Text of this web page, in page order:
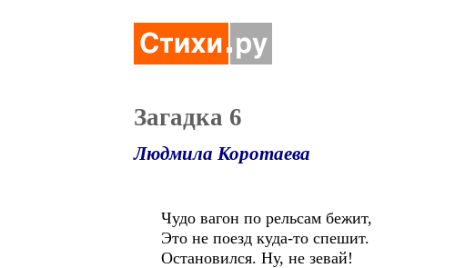
Загадка 6
Людмила Коротаева
Чудо вагон по рельсам бежит,
Это не поезд куда-то спешит.
Остановился. Ну, не зевай!